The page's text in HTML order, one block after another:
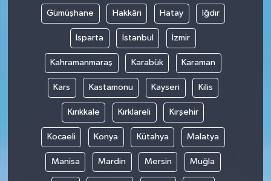
Gümüşhane Hakkâri Hatay Iğdır
Isparta İstanbul İzmir
Kahramanmaraş Karabük Karaman
Kars Kastamonu Kayseri Kilis
Kırıkkale Kırklareli Kırşehir
Kocaeli Konya Kütahya Malatya
Manisa Mardin Mersin Muğla